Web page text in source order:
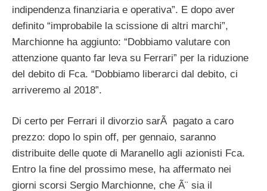
indipendenza finanziaria e operativa”. E dopo aver
definito “improbabile la scissione di altri marchi”,
Marchionne ha aggiunto: “Dobbiamo valutare con
attenzione quanto far leva su Ferrari” per la riduzione
del debito di Fca. “Dobbiamo liberarci dal debito, ci
arriveremo al 2018”.
Di certo per Ferrari il divorzio sarÃ pagato a caro
prezzo: dopo lo spin off, per gennaio, saranno
distribuite delle quote di Maranello agli azionisti Fca.
Entro la fine del prossimo mese, ha affermato nei
giorni scorsi Sergio Marchionne, che Ã¨ sia il